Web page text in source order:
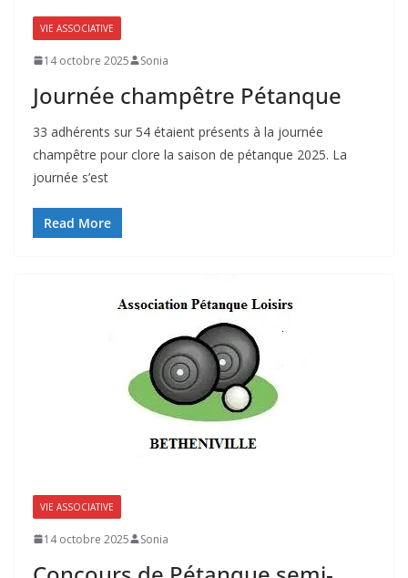
VIE ASSOCIATIVE
14 octobre 2025 Sonia
Journée champêtre Pétanque
33 adhérents sur 54 étaient présents à la journée
champêtre pour clore la saison de pétanque 2025. La
journée s’est
Read More
VIE ASSOCIATIVE
14 octobre 2025 Sonia